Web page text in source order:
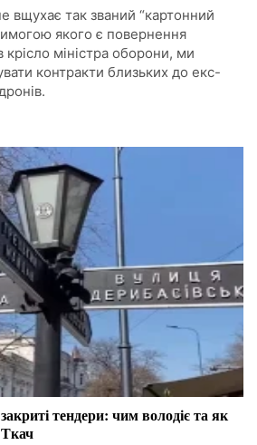
вщухає так званий “картонний
якого є повернення
міністра оборони, ми
контракти близьких до екс-
тендери: чим володіє та як